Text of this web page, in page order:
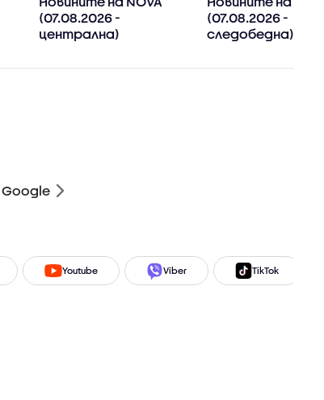
(07.08.2026 -
централна)
(07.08.2026 -
следобедна)
Google
Youtube Viber TikTok